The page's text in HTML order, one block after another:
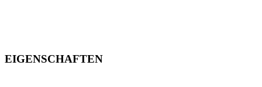
EIGENSCHAFTEN